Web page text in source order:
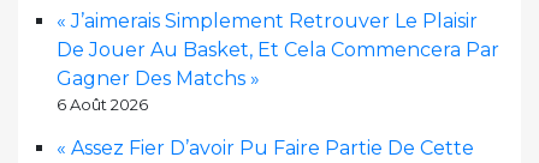
« J’aimerais Simplement Retrouver Le Plaisir
De Jouer Au Basket, Et Cela Commencera Par
Gagner Des Matchs »
6 Août 2026
« Assez Fier D’avoir Pu Faire Partie De Cette